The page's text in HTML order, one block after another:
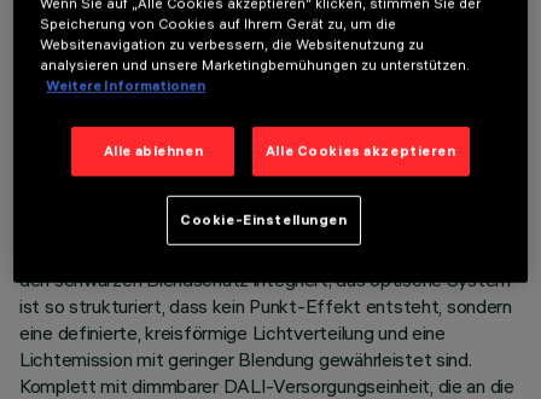
LETZTES UPDATE: 07.08.2026
BESCHREIBUNG
Rechteckige Einbauleuchte mit LED. Strukturgehäuse aus
profiliertem Stahlblech mit Anschlag-Außenrand. Der lineare
Korpus aus Aluminiumdruckguss mit 15 Zellen sieht die
Möglichkeit vor, die Lichtemission mit einer Schwenkung von
+/- 20° auszurichten. Hochauflösungsoptiken aus
metallisiertem Thermoplast, in zurückgesetzter Position in
den schwarzen Blendschutz integriert; das optische System
ist so strukturiert, dass kein Punkt-Effekt entsteht, sondern
eine definierte, kreisförmige Lichtverteilung und eine
Lichtemission mit geringer Blendung gewährleistet sind.
Komplett mit dimmbarer DALI-Versorgungseinheit, die an die
Speicherung von Cookies auf Ihrem Gerät zu, um die
Websitenavigation zu verbessern, die Websitenutzung zu
analysieren und unsere Marketingbemühungen zu unterstützen.
Weitere Informationen
Alle ablehnen Alle Cookies akzeptieren
Cookie-Einstellungen